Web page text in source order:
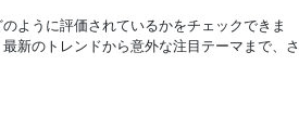
ように評価されているかをチェックできま
新のトレンドから意外な注目テーマまで、さ